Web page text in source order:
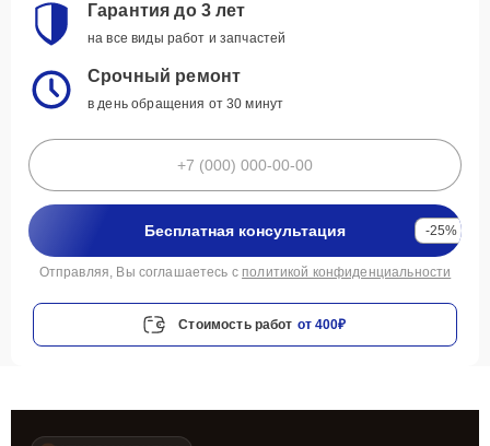
Гарантия до 3 лет
на все виды работ и запчастей
Срочный ремонт
в день обращения от 30 минут
Бесплатная консультация -25%
Отправляя, Вы соглашаетесь с политикой конфиденциальности
Стоимость работ от 400₽